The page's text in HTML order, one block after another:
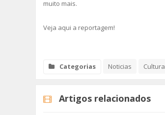
muito mais.
Veja aqui a reportagem!
Categorias Noticias Cultura
Artigos relacionados